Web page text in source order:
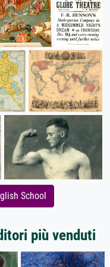
School
più venduti